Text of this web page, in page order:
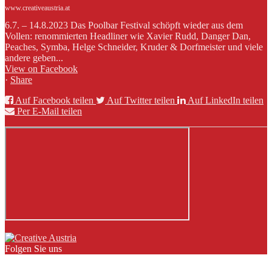
www.creativeaustria.at
6.7. – 14.8.2023 Das Poolbar Festival schöpft wieder aus dem
Vollen: renommierten Headliner wie Xavier Rudd, Danger Dan,
Peaches, Symba, Helge Schneider, Kruder & Dorfmeister und viele
andere geben...
View on Facebook
· Share
Auf Facebook teilen
Auf Twitter teilen
Auf LinkedIn teilen
Per E-Mail teilen
Folgen Sie uns